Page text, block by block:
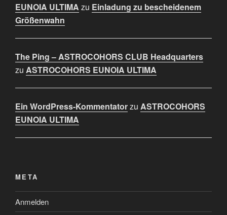
EUNOIA ULTIMA zu Einladung zu bescheidenem
Größenwahn
The Ping – ASTROCOHORS CLUB Headquarters
zu ASTROCOHORS EUNOIA ULTIMA
Ein WordPress-Kommentatorzu ASTROCOHORS
EUNOIA ULTIMA
META
Anmelden